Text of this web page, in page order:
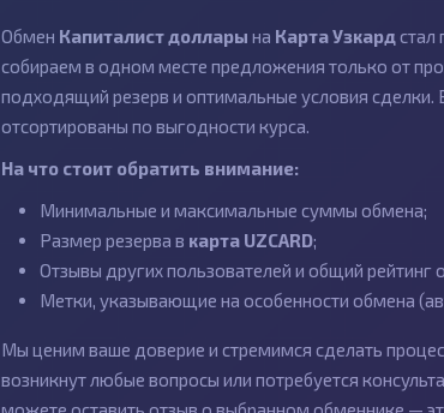
Обмен Капиталист доллары на Карта Узкардстал
собираем в одном месте предложения только от
подходящий резерв и оптимальные условия сделки.
отсортированы по выгодности курса.
На что стоит обратить внимание:
Минимальные и максимальные суммы обмена;
Размер резерва в карта UZCARD;
Отзывы других пользователей и общий рейтинг
Метки, указывающие на особенности обмена
Мы ценим ваше доверие и стремимся сделать
возникнут любые вопросы или потребуется